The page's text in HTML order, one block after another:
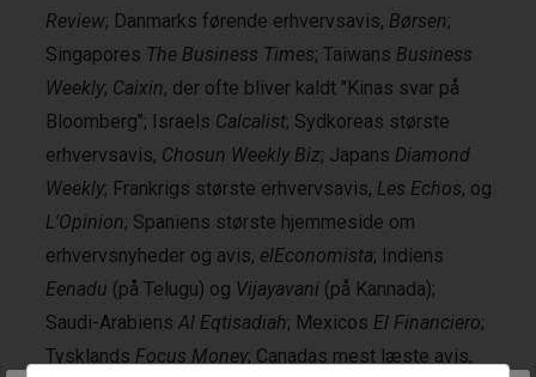
Review; Danmarks førende erhvervsavis, Børsen;
Singapores The Business Times; Taiwans Business
Weekly; Caixin, der ofte bliver kaldt "Kinas svar på
Bloomberg"; Israels Calcalist; Sydkoreas største
erhvervsavis, Chosun Weekly Biz; Japans Diamond
Weekly; Frankrigs største erhvervsavis, Les Echos, og
L'Opinion; Spaniens største hjemmeside om
erhvervsnyheder og avis, elEconomista; Indiens
Eenadu (på Telugu) og Vijayavani(på Kannada);
Saudi-Arabiens Al Eqtisadiah; Mexicos El Financiero;
Tysklands Focus Money; Canadas mest læste avis,